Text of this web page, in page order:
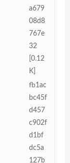
a679
08d8
767e
32
[0.12
K]
fb1ac
bc45f
d457
c902f
d1bf
dc5a
127b